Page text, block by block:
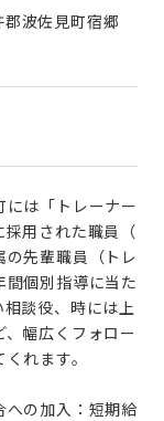
波佐見町宿郷
には「トレーナー
用された職員（
先輩職員（トレ
個別指導に当た
談役、時には上
幅広くフォロー
れます。
への加入：短期給